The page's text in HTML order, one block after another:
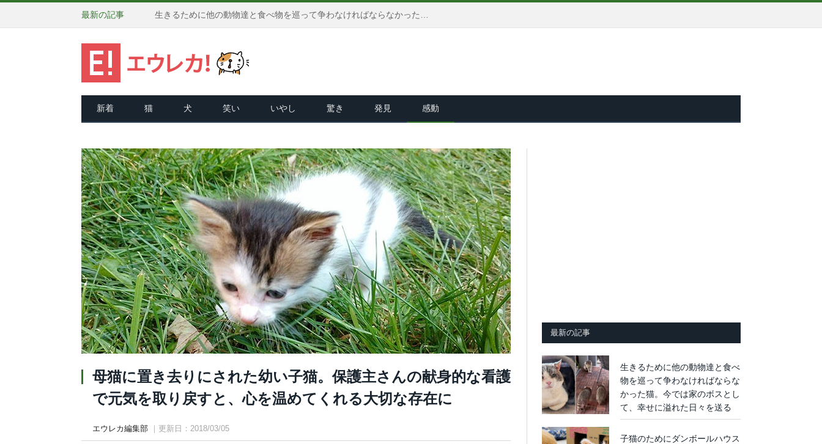
最新の記事 生きるために他の動物達と食べ物を巡って争わなければならなかった猫。今では家のボスとして、幸せに溢れた日々を送る
新着 猫 犬 笑い いやし 驚き 発見 感動
母猫に置き去りにされた幼い子猫。保護主さんの献身的な看護
で元気を取り戻すと、心を温めてくれる大切な存在に
エウレカ編集部 ｜更新日：2018/03/05
最新の記事
生きるために他の動物達と食べ
物を巡って争わなければならな
かった猫。今では家のボスとし
て、幸せに溢れた日々を送る
子猫のためにダンボールハウス